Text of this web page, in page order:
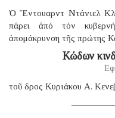
Ὁ Ἔντουαρντ Ντάνιελ
πάρει ἀπό τόν
ἀπομάκρυνση τῆς πρώτης
Κώδων
τοῦ δρος Κυριάκου Α.